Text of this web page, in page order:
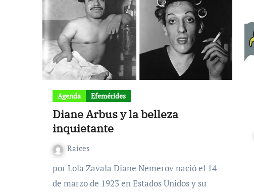
Agenda Efemérides
Diane Arbus y la belleza
inquietante
Raices
por Lola Zavala Diane Nemerov nació el 14
de marzo de 1923 en Estados Unidos y su